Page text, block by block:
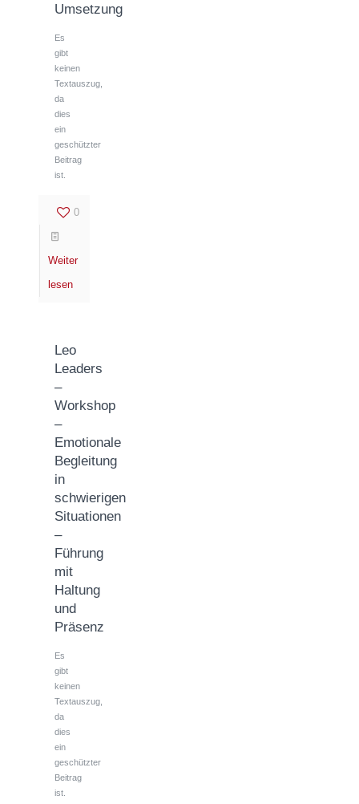
Umsetzung
Es
gibt
keinen
Textauszug,
da
dies
ein
geschützter
Beitrag
ist.
0
Weiter
lesen
Leo
Leaders
–
Workshop
–
Emotionale
Begleitung
in
schwierigen
Situationen
–
Führung
mit
Haltung
und
Präsenz
Es
gibt
keinen
Textauszug,
da
dies
ein
geschützter
Beitrag
ist.